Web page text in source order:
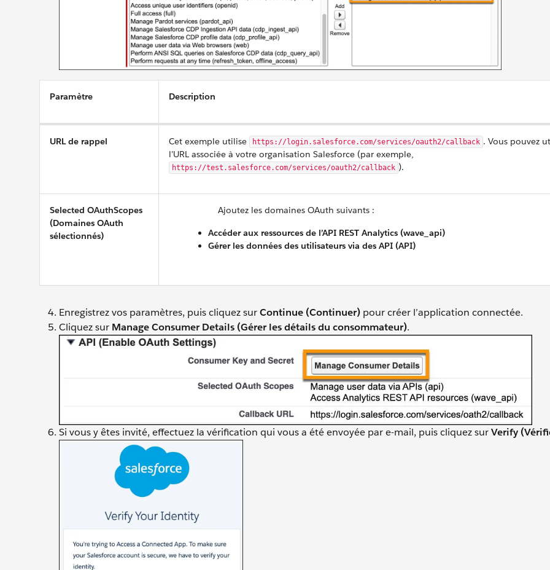
Paramètre Description
URL de rappel Cet exemple utilise https://login.salesforce.com/services/oauth2/callback . Vous pouvez
l’URL associée à votre organisation Salesforce (par exemple,
https://test.salesforce.com/services/oauth2/callback ).
Selected OAuthScopes
(Domaines OAuth
sélectionnés)
Ajoutez les domaines OAuth suivants :
Accéder aux ressources de l’API REST Analytics (wave_api)
Gérer les données des utilisateurs via des API (API)
Enregistrez vos paramètres, puis cliquez surContinue (Continuer) pour créer l’application connectée.
Cliquez sur Manage Consumer Details (Gérer les détails du consommateur).
Si vous y êtes invité, effectuez la vérification qui vous a été envoyée par e-mail, puis cliquez surVerify